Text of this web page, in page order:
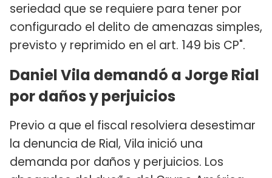
seriedad que se requiere para tener por
configurado el delito de amenazas simples,
previsto y reprimido en el art. 149 bis CP".
Daniel Vila demandó a Jorge Rial
por daños y perjuicios
Previo a que el fiscal resolviera desestimar
la denuncia de Rial, Vila inició una
demanda por daños y perjuicios. Los